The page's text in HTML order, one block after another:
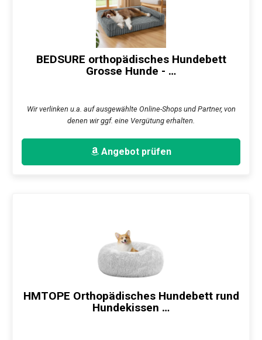
BEDSURE orthopädisches Hundebett
Grosse Hunde - …
Wir verlinken u.a. auf ausgewählte Online-Shops und Partner, von
denen wir ggf. eine Vergütung erhalten.
Angebot prüfen
HMTOPE Orthopädisches Hundebett rund
Hundekissen …